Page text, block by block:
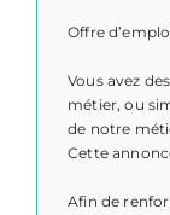
Offre
Vous avez
métier, ou
de notre
Cette
Afin de